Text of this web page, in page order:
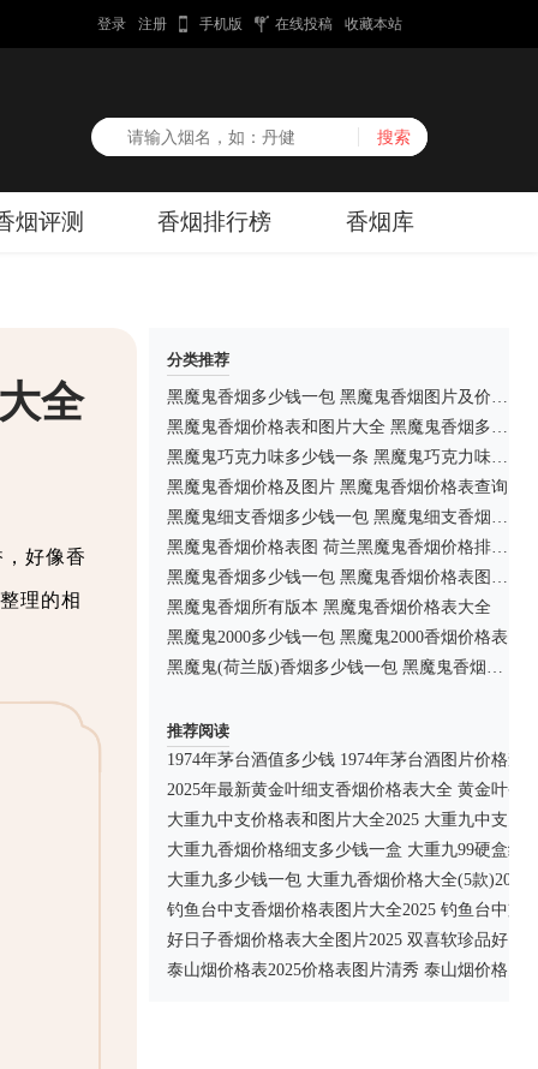
登录 注册 手机版 在线投稿 收藏本站
烟评测 香烟排行榜 香烟库
全
好像香
理的相
分类推荐
黑魔鬼香烟多少钱一包 黑魔鬼香烟图片及价格2025大全
黑魔鬼香烟价格表和图片大全 黑魔鬼香烟多少钱一包
黑魔鬼巧克力味多少钱一条 黑魔鬼巧克力味香烟图片
黑魔鬼香烟价格及图片 黑魔鬼香烟价格表查询
黑魔鬼细支香烟多少钱一包 黑魔鬼细支香烟图片
黑魔鬼香烟价格表图 荷兰黑魔鬼香烟价格排行榜
黑魔鬼香烟多少钱一包 黑魔鬼香烟价格表图排行榜
黑魔鬼香烟所有版本 黑魔鬼香烟价格表大全
黑魔鬼2000多少钱一包 黑魔鬼2000香烟价格表
黑魔鬼(荷兰版)香烟多少钱一包 黑魔鬼香烟价格表
推荐阅读
1974年茅台酒值多少钱 1974年茅台酒图片价格查
2025年最新黄金叶细支香烟价格表大全 黄金叶香
大重九中支价格表和图片大全2025 大重九中支多
大重九香烟价格细支多少钱一盒 大重九99硬盒细
大重九多少钱一包 大重九香烟价格大全(5款)2025
钓鱼台中支香烟价格表图片大全2025 钓鱼台中支
好日子香烟价格表大全图片2025 双喜软珍品好日
泰山烟价格表2025价格表图片清秀 泰山烟价格多